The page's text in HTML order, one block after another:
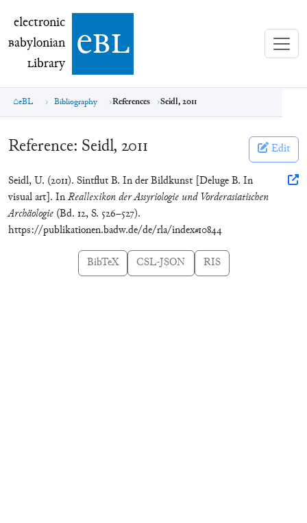
electronic Babylonian Library (eBL)
electronic
Babylonian
Library ebl
eBL Bibliography References Seidl, 2011
Reference: Seidl, 2011 Edit
Seidl, U. (2011). Sintflut B. In der Bildkunst [Deluge B. In
visual art]. InReallexikon der Assyriologie und Vorderasiatischen
Archäologie (Bd. 12, S. 526–527).
https://publikationen.badw.de/de/rla/index#10844
BibTeX CSL-JSON RIS